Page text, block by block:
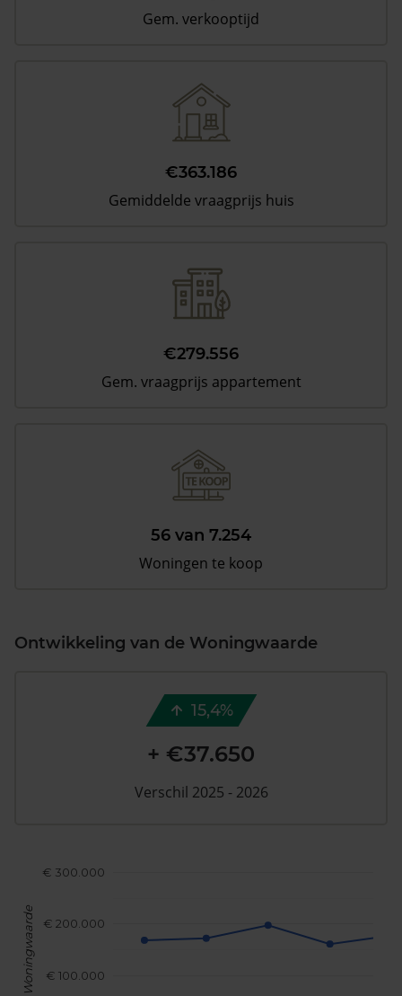
Gem. verkooptijd
€363.186
Gemiddelde vraagprijs huis
€279.556
Gem. vraagprijs appartement
56 van 7.254
Woningen te koop
Ontwikkeling van de Woningwaarde
€ 100.000
€ 200.000
€ 300.000
Woningwaarde
15,4%
+ €37.650
Verschil 2025 - 2026